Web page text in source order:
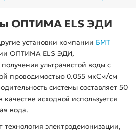
ОПТИМА ELS ЭДИ
установки компании БМТ
ОПТИМА ELS ЭДИ,
ультрачистой воды с
проводимостью 0,055 мкСм/см
системы составляет 50
исходной используется
вода.
технология электродеионизации,